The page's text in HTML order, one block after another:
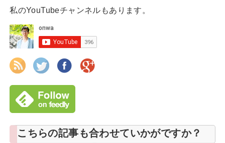
私のYouTubeチャンネルもあります。
こちらの記事も合わせていかがですか？